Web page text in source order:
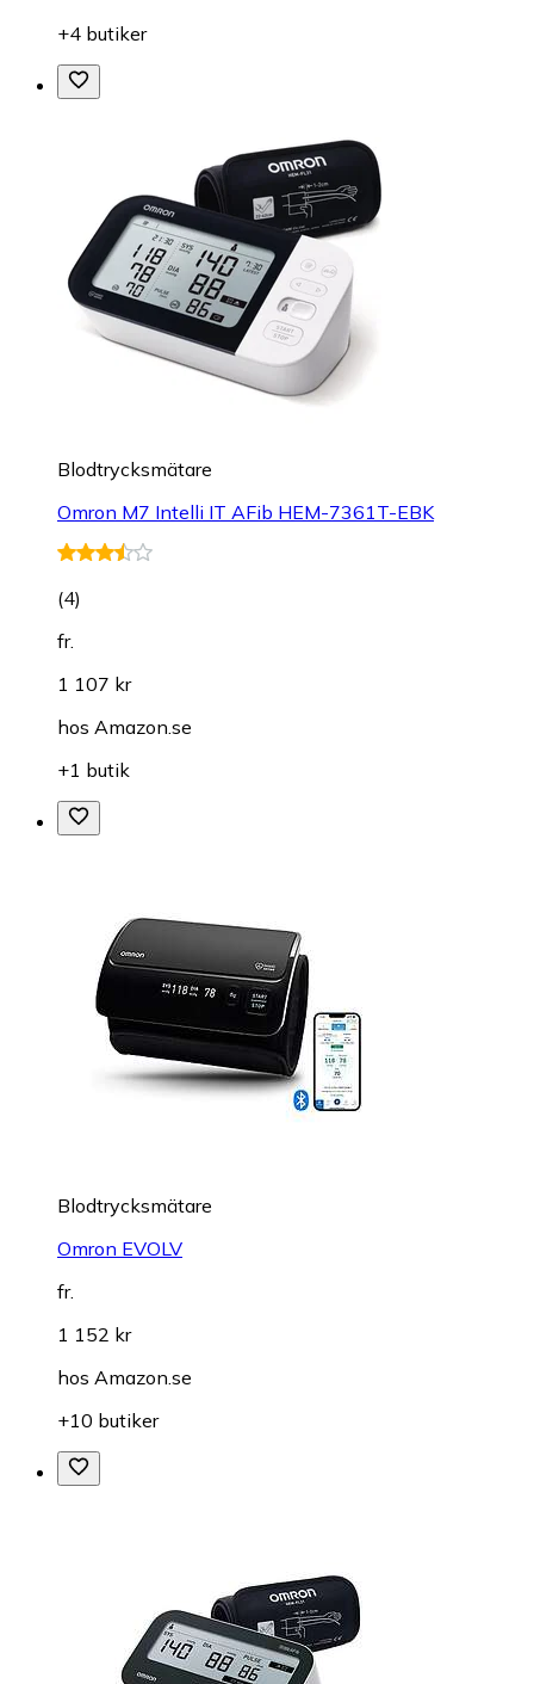
+4 butiker
Blodtrycksmätare
Omron M7 Intelli IT AFib HEM-7361T-EBK
(4)
fr.
1 107 kr
hos Amazon.se
+1 butik
Blodtrycksmätare
Omron EVOLV
fr.
1 152 kr
hos Amazon.se
+10 butiker